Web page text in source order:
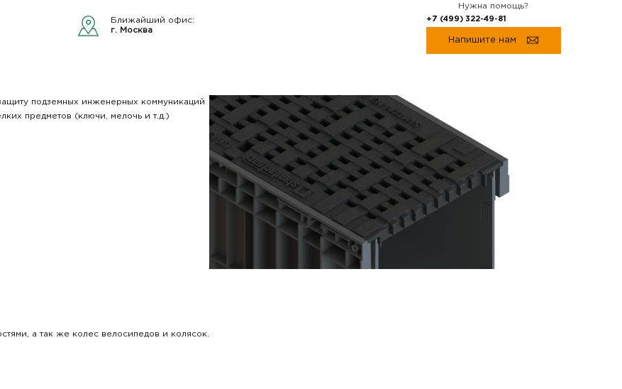
Ближайший офис:
г. Москва
Нужна помощь?
+7 (499) 322-49-81
Напишите нам
подземных инженерных коммуникаций
предметов (ключи, мелочь и т.д.)
а так же колес велосипедов и колясок.